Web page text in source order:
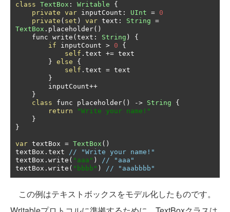
class TextBox : Writable
{
private var inputCount : UInt = 0
private ( set ) var text : String =
TextBox . placeholder()
    func write
( text : String )
{
if inputCount > 0
{
self . text += text
} else
{
self . text = text
}
        inputCount
++
}
class func placeholder() -> String
{
return
"Write your name!"
}
}
var textBox = TextBox ()
textBox . text // "Write your name!"
textBox . write ( "aaa" )
// "aaa"
textBox . write ( "bbbb" ) // "aaabbbb"
この例はテキストボックスをモデル化したものです。